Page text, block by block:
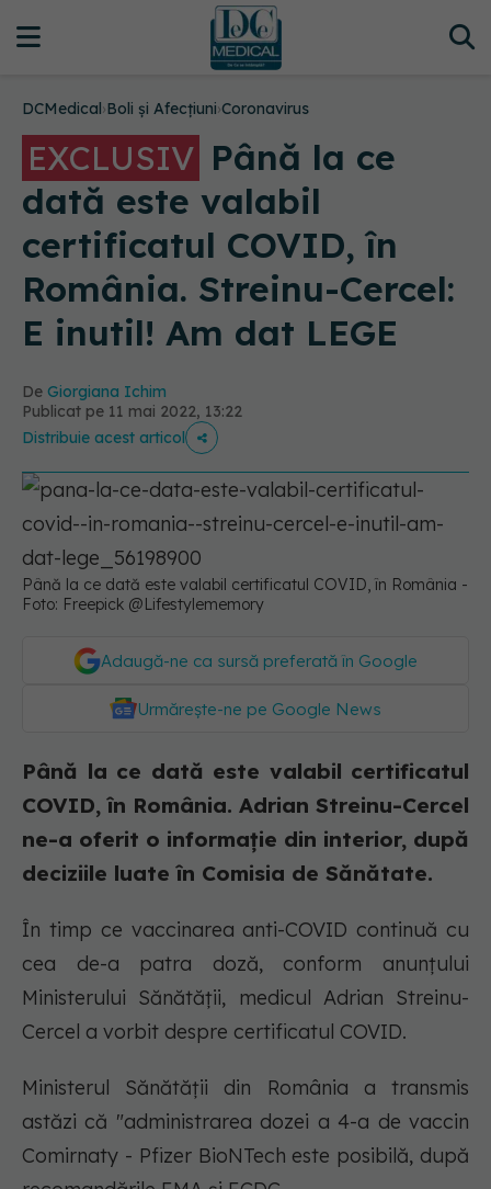
DCMedical›Boli și Afecțiuni›Coronavirus
EXCLUSIV Până la ce
dată este valabil
certificatul COVID, în
România. Streinu-Cercel:
E inutil! Am dat LEGE
De Giorgiana Ichim
Publicat pe 11 mai 2022, 13:22
Distribuie acest articol
Până la ce dată este valabil certificatul COVID, în România -
Foto: Freepick @Lifestylememory
Adaugă-ne ca sursă preferată în Google
Urmărește-ne pe Google News
Până la ce dată este valabil certificatul
COVID, în România. Adrian Streinu-Cercel
ne-a oferit o informație din interior, după
deciziile luate în Comisia de Sănătate.
În timp ce vaccinarea anti-COVID continuă cu
cea de-a patra doză, conform anunțului
Ministerului Sănătății, medicul Adrian Streinu-
Cercel a vorbit despre certificatul COVID.
Ministerul Sănătății din România a transmis
astăzi că "administrarea dozei a 4-a de vaccin
Comirnaty - Pfizer BioNTech este posibilă, după